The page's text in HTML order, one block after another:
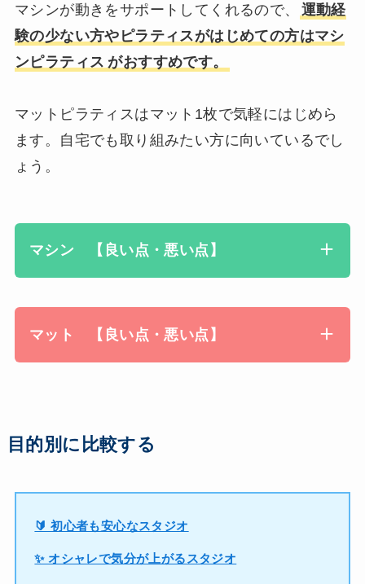
マシンが動きをサポートしてくれるので、
運動経
験の少ない方やピラティスがはじめての方はマシ
ンピラテ ィス がおすすめです。
マットピラティスはマット1枚で気軽にはじめら
ます。自宅でも取り組みたい方に向いているでし
ょう。
マシン 【良い点・悪い点】
マット 【良い点・悪い点】
目的別に比較する
🔰 初心者も安心なスタジオ
✨ オシャレで気分が上がるスタジオ